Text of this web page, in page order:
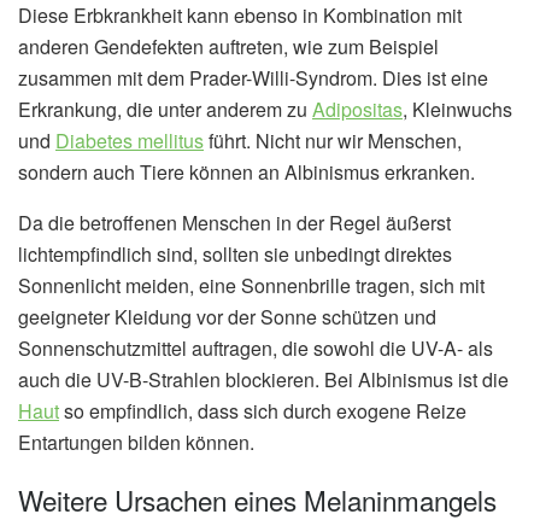
Diese Erbkrankheit kann ebenso in Kombination mit
anderen Gendefekten auftreten, wie zum Beispiel
zusammen mit dem Prader-Willi-Syndrom. Dies ist eine
Erkrankung, die unter anderem zu Adipositas, Kleinwuchs
und Diabetes mellitusführt. Nicht nur wir Menschen,
sondern auch Tiere können an Albinismus erkranken.
Da die betroffenen Menschen in der Regel äußerst
lichtempfindlich sind, sollten sie unbedingt direktes
Sonnenlicht meiden, eine Sonnenbrille tragen, sich mit
geeigneter Kleidung vor der Sonne schützen und
Sonnenschutzmittel auftragen, die sowohl die UV-A- als
auch die UV-B-Strahlen blockieren. Bei Albinismus ist die
Hautso empfindlich, dass sich durch exogene Reize
Entartungen bilden können.
Weitere Ursachen eines Melaninmangels